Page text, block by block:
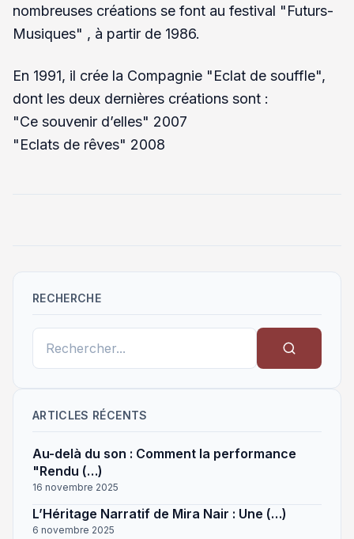
nombreuses créations se font au festival "Futurs-
Musiques" , à partir de 1986.
En 1991, il crée la Compagnie "Eclat de souffle",
dont les deux dernières créations sont :
"Ce souvenir d’elles" 2007
"Eclats de rêves" 2008
RECHERCHE
ARTICLES RÉCENTS
Au-delà du son : Comment la performance
"Rendu (…)
16 novembre 2025
L’Héritage Narratif de Mira Nair : Une (…)
6 novembre 2025